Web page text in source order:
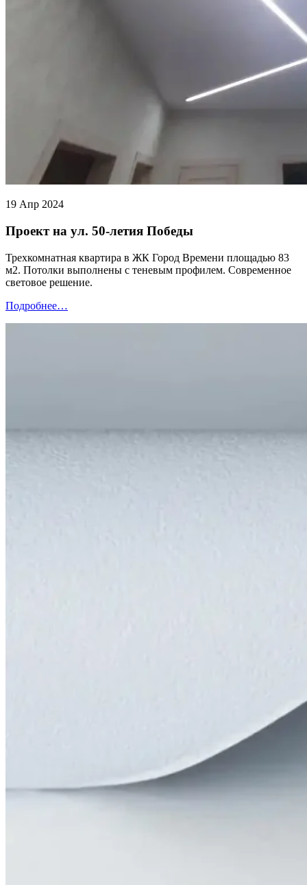
19 Апр 2024
Проект на ул. 50-летия Победы
Трехкомнатная квартира в ЖК Город Времени площадью 83
м2. Потолки выполнены с теневым профилем. Современное
световое решение.
Подробнее…